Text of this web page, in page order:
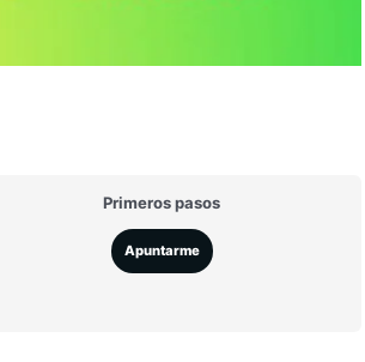
Primeros pasos
Apuntarme